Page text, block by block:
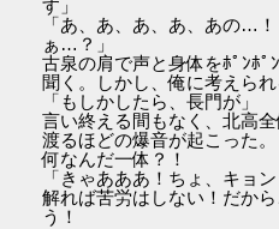
す」
「あ、あ、あ、あ、あの…
ぁ…？」
古泉の肩で声と身体をﾎﾟﾝﾎ
聞く。しかし、俺に考えら
「もしかしたら、長門が」
言い終える間もなく、北高
渡るほどの爆音が起こった。
何なんだ一体？！
「きゃあああ！ちょ、キョ
解れば苦労はしない！だか
う！